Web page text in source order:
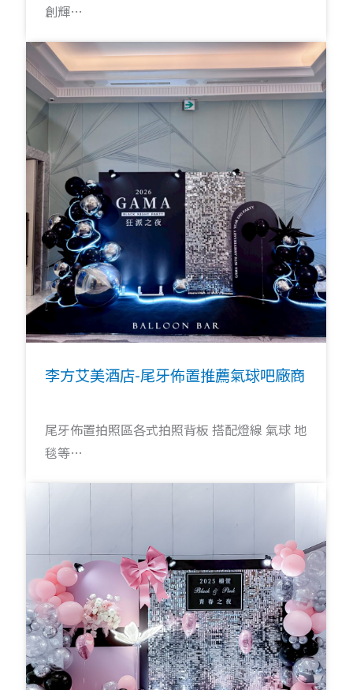
創輝…
李方艾美酒店-尾牙佈置推薦氣球吧廠商
尾牙佈置拍照區各式拍照背板 搭配燈線 氣球 地
毯等…